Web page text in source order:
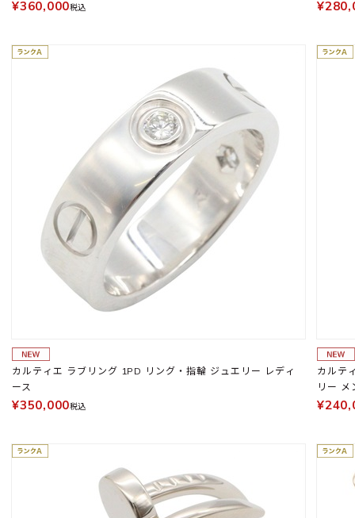
¥360,000税込
カルティエ ラブリング 1PD リング・指輪 ジュエリー レディ
ース
¥350,000税込
カルテ
リー